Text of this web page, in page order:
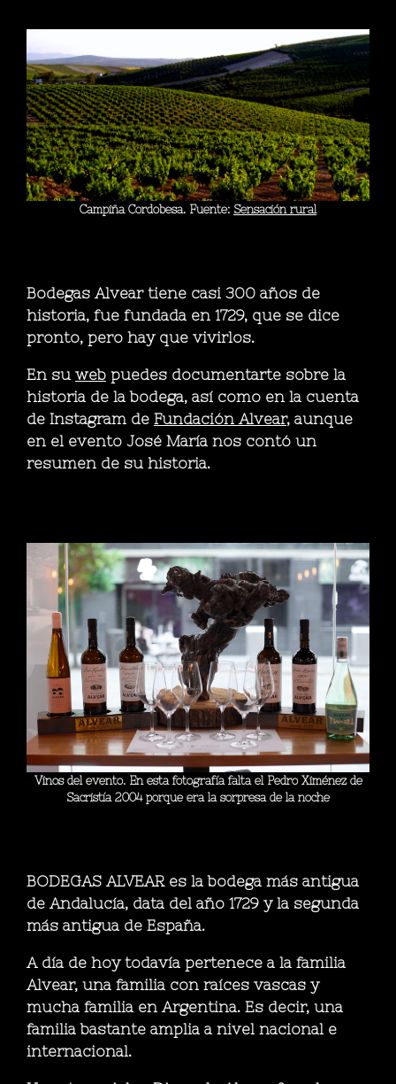
Campiña Cordobesa. Fuente: Sensación rural
Bodegas Alvear tiene casi 300 años de
historia, fue fundada en 1729, que se dice
pronto, pero hay que vivirlos.
En su web puedes documentarte sobre la
historia de la bodega, así como en la cuenta
de Instagram de Fundación Alvear, aunque
en el evento José María nos contó un
resumen de su historia.
Vinos del evento. En esta fotografía falta el Pedro Ximénez de
Sacristía 2004 porque era la sorpresa de la noche
BODEGAS ALVEAR es la bodega más antigua
de Andalucía, data del año 1729 y la segunda
más antigua de España.
A día de hoy todavía pertenece a la familia
Alvear, una familia con raíces vascas y
mucha familia en Argentina. Es decir, una
familia bastante amplia a nivel nacional e
internacional.